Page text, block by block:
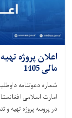
اعلان پروژه
مالی 1405
امارت اسلامی
در پروسه پروژه تهیه